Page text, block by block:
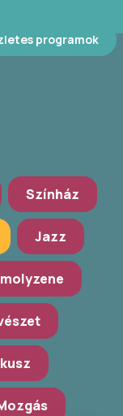
programok
Színház
Jazz